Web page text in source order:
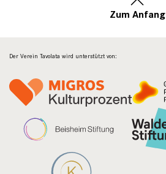
Zum Anfang
Der Verein Tavolata wird unterstützt von: